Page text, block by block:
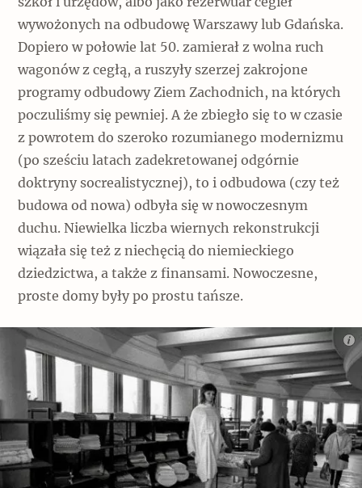
wywożonych na odbudowę Warszawy lub Gdańska.
Dopiero w połowie lat 50. zamierał z wolna ruch
wagonów z cegłą, a ruszyły szerzej zakrojone
programy odbudowy Ziem Zachodnich, na których
poczuliśmy się pewniej. A że zbiegło się to w czasie
z powrotem do szeroko rozumianego modernizmu
(po sześciu latach zadekretowanej odgórnie
doktryny socrealistycznej), to i odbudowa (czy też
budowa od nowa) odbyła się w nowoczesnym
duchu. Niewielka liczba wiernych rekonstrukcji
wiązała się też z niechęcią do niemieckiego
dziedzictwa, a także z finansami. Nowoczesne,
proste domy były po prostu tańsze.